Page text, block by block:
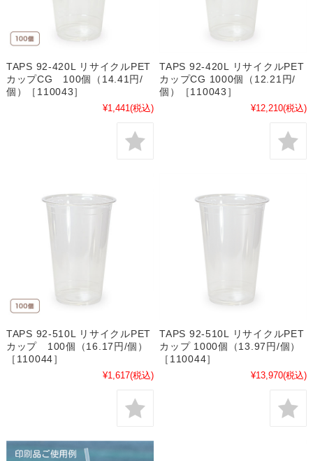
TAPS 92-420L リサイクルPET
カップCG 100個（14.41円/
個）［110043］
¥1,441 (税込)
TAPS 92-420L リサイクルPET
カップCG 1000個（12.21円/
個）［110043］
¥12,210(税込)
TAPS 92-510L リサイクルPET
カップ 100個（16.17円/個）
［110044］
¥1,617(税込)
TAPS 92-510L リサイクルPET
カップ 1000個（13.97円/個）
［110044］
¥13,970(税込)